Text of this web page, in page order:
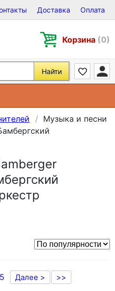
на Виниле, CD и DVD
Доставка Оплата
Корзина (0)
Найти
Музыка и песни
5 Далее > >>